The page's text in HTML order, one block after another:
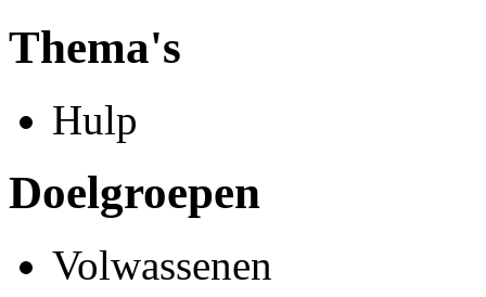
Thema's
Hulp
Doelgroepen
Volwassenen